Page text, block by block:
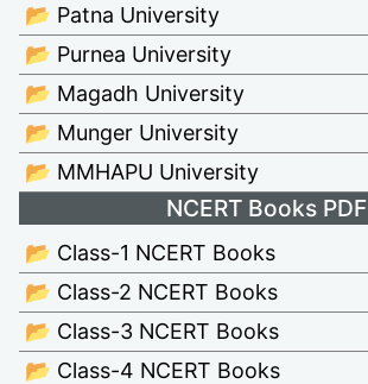
📂 Patna University
📂 Purnea University
📂 Magadh University
📂 Munger University
📂 MMHAPU University
NCERT Books PDF
📂 Class-1 NCERT Books
📂 Class-2 NCERT Books
📂 Class-3 NCERT Books
📂 Class-4 NCERT Books